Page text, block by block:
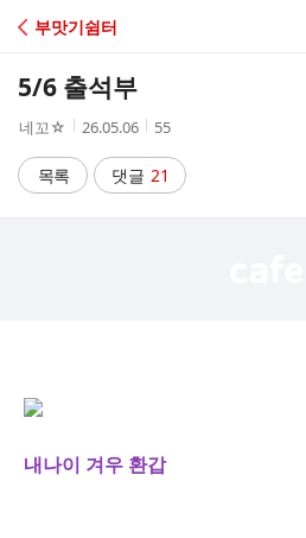
C
A
부맛기쉼터
5/6 출석부
작
자
네꼬☆
작
시
간
26.05.06
조
수
55
목록 댓글 21
내나이 겨우 환갑